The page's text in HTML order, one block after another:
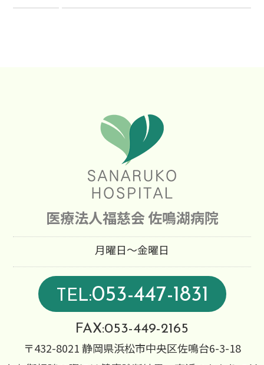
医療法人福慈会 佐鳴湖病院
月曜日～金曜日
TEL:053-447-1831
FAX:053-449-2165
〒432-8021 静岡県浜松市中央区佐鳴台6-3-18